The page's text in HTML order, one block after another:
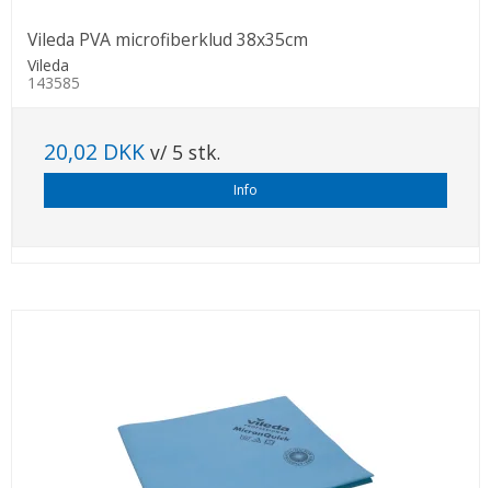
Vileda PVA microfiberklud 38x35cm
Vileda
143585
20,02 DKK v/ 5 stk.
Info